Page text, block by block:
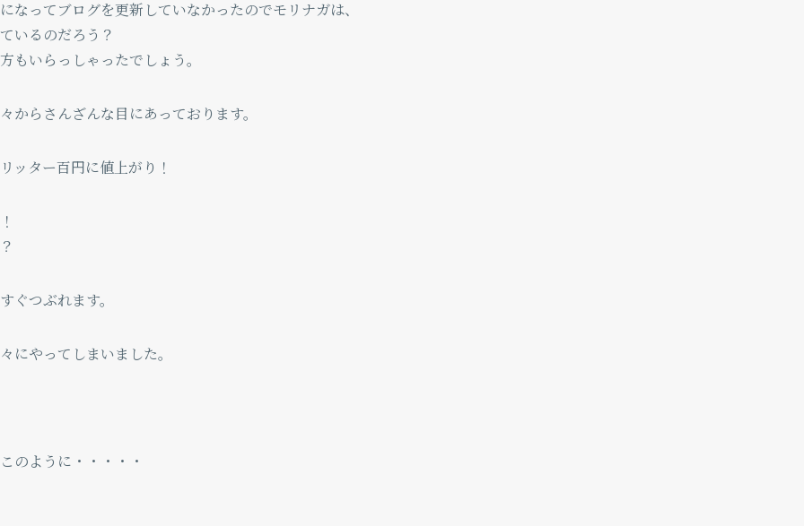
なってブログを更新していなかったのでモリナガは、
いるのだろう？
もいらっしゃったでしょう。
からさんざんな目にあっております。
ッター百円に値上がり！
ぐつぶれます。
にやってしまいました。
のように・・・・・